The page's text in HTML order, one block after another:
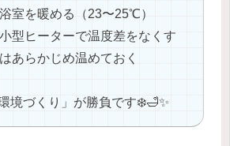
室を暖める（23〜25℃）
型ヒーターで温度差をなくす
あらかじめ温めておく
境づくり」が勝負です❄️🛁✨